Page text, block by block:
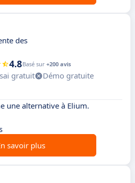
des
4.8Basé sur +200 avis
gratuit
Démo gratuite
une alternative à Elium.
savoir plus